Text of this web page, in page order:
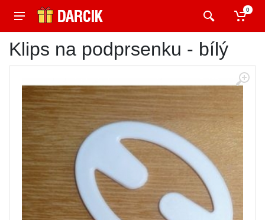
0
Klips na podprsenku - bílý